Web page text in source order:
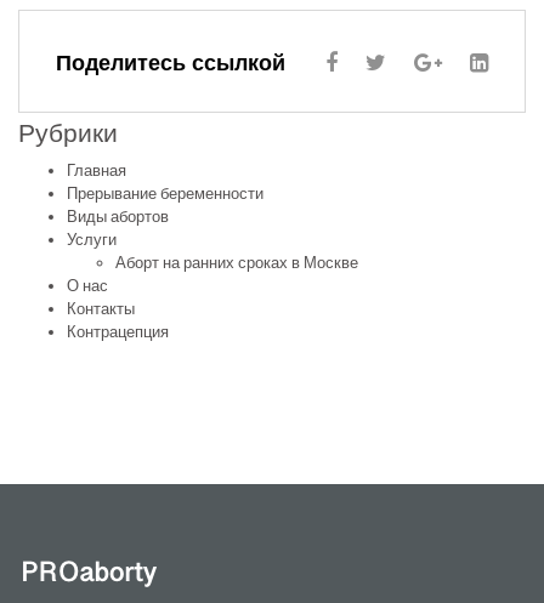
Поделитесь ссылкой
Рубрики
Главная
Прерывание беременности
Виды абортов
Услуги
Аборт на ранних сроках в Москве
О нас
Контакты
Контрацепция